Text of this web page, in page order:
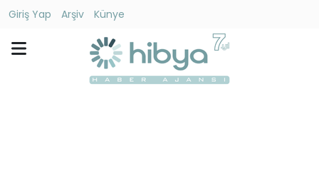
Giriş Yap Arşiv
Künye